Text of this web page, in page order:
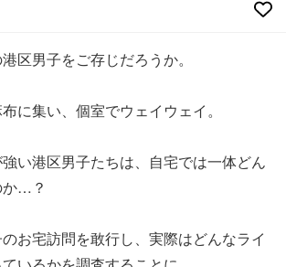
区男子をご存じだろうか。
に集い、個室でウェイウェイ。
い港区男子たちは、自宅では一体どん
か…？
お宅訪問を敢行し、実際はどんなライ